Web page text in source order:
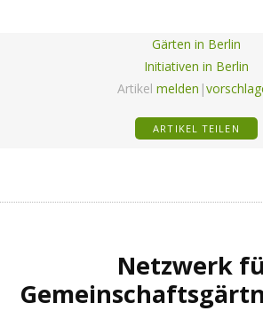
Gärten in Berlin
Initiativen in Berlin
Artikel melden |
ARTIKEL TEILEN
Netzwerk